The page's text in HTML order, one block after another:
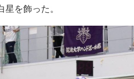
を飾った。